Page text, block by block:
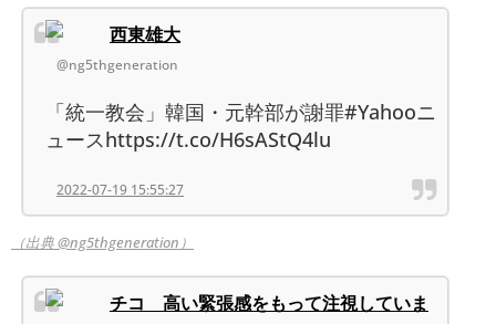
西東雄大
@ng5thgeneration
「統一教会」韓国・元幹部が謝罪#Yahooニ
ュースhttps://t.co/H6sAStQ4lu
2022-07-19 15:55:27
（出典 @ng5thgeneration）
チコ 高い緊張感をもって注視していま